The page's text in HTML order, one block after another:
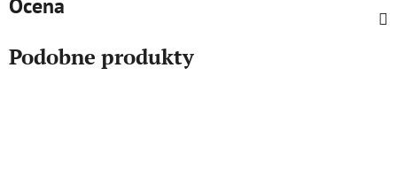
Ocena
Podobne produkty